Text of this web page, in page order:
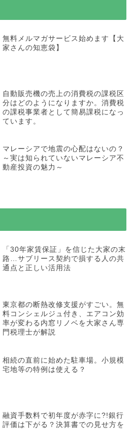
無料メルマガサービス始めます【大
家さんの知恵袋】
自動販売機の売上の消費税の課税区
分はどのようになりますか。消費税
の課税事業者として簡易課税になっ
ています。
マレーシアで地震の心配はないの？
～実は知られていないマレーシア不
動産投資の魅力～
「30年家賃保証」を信じた大家の末
路…サブリース契約で損する人の共
通点と正しい活用法
東京都の断熱改修支援がすごい。無
料コンシェルジュ付き、エアコン効
率が変わる内窓リノベを大家さん専
門税理士が解説
相続の直前に始めた駐車場。小規模
宅地等の特例は使える？
融資手数料で初年度が赤字に?!銀行
評価は下がる？決算書での見せ方を